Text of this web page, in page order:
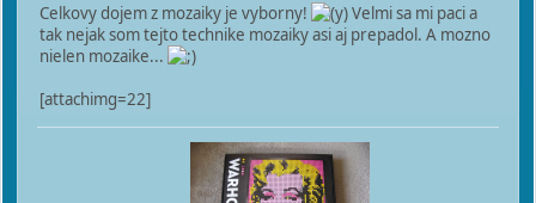
Celkovy dojem z mozaiky je vyborny!
Velmi sa mi paci a
tak nejak som tejto technike mozaiky asi aj prepadol. A mozno
nielen mozaike...
[attachimg=22]